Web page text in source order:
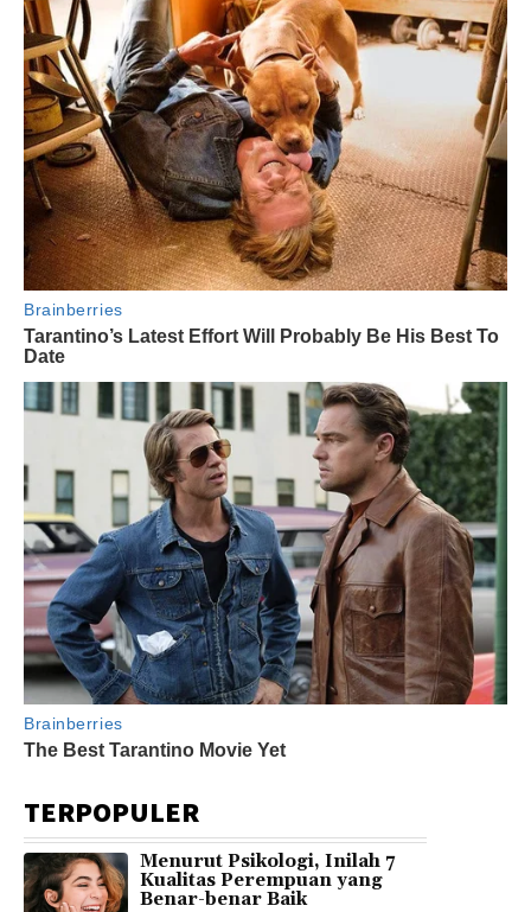
TERPOPULER
Menurut Psikologi, Inilah 7
Kualitas Perempuan yang
Benar-benar Baik